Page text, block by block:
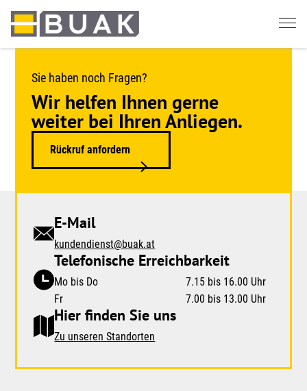
Springe
zum
Sie haben noch Fragen?
Wir helfen Ihnen gerne
weiter bei Ihren Anliegen.
Rückruf anfordern
E-Mail
kundendienst@buak.at
Telefonische Erreichbarkeit
Mo bis Do
7.15 bis 16.00 Uhr
Fr
7.00 bis 13.00 Uhr
Hier finden Sie uns
Zu unseren Standorten